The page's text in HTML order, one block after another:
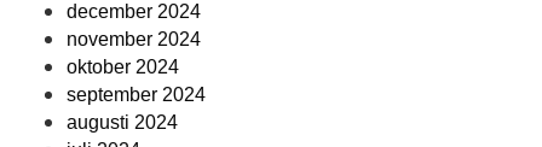
december 2024
november 2024
oktober 2024
september 2024
augusti 2024